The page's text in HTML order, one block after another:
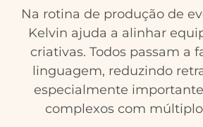
Na rotina de produção de
Kelvin ajuda a alinhar
criativas. Todos passam a
linguagem, reduzindo
especialmente
complexos com